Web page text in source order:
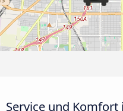
Service und Komfort